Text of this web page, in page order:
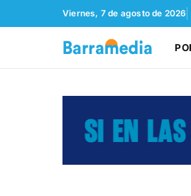
Viernes, 7 de agosto de 2026